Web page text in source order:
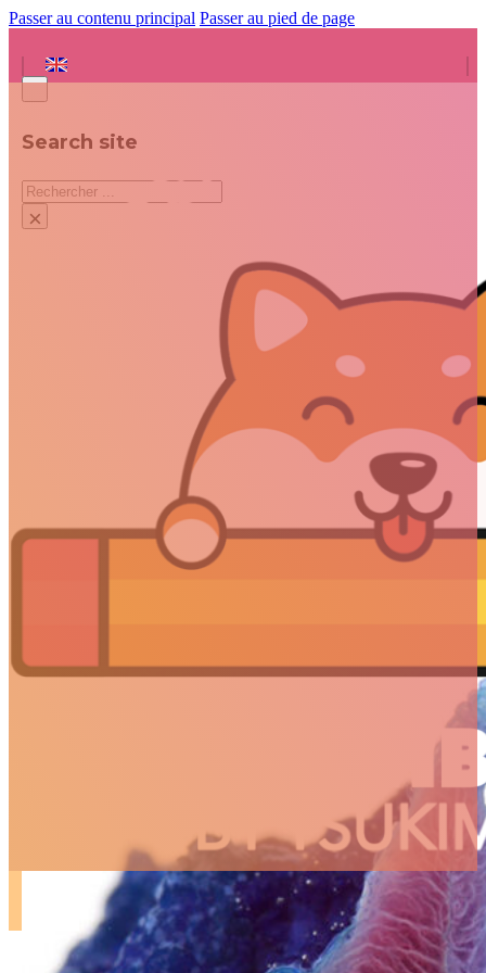
Passer au contenu principal Passer au pied de page
Search site
Rechercher
×
ARTICLES
3D
Animation
Art